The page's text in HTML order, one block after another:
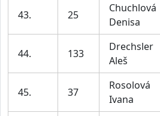
43. 25
Chuchlová
Denisa
44. 133
Drechsler
Aleš
45. 37
Rosolová
Ivana